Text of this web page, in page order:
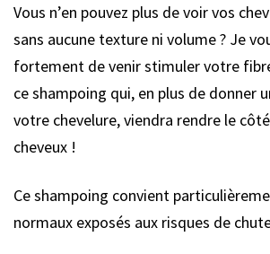
Vous n’en pouvez plus de voir vos
sans aucune texture ni volume ? Je
fortement de venir stimuler votre
ce shampoing qui, en plus de donner
votre chevelure, viendra rendre le
cheveux !
Ce shampoing convient
normaux exposés aux risques de